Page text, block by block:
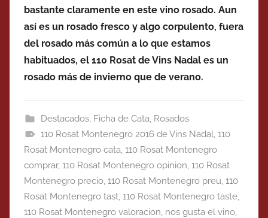
bastante claramente en este vino rosado. Aun
así es un rosado fresco y algo corpulento, fuera
del rosado más común a lo que estamos
habituados, el 110 Rosat de Vins Nadal es un
rosado más de invierno que de verano.
Destacados, Ficha de Cata, Rosados
110 Rosat Montenegro 2016 de Vins Nadal, 110
Rosat Montenegro cata, 110 Rosat Montenegro
comprar, 110 Rosat Montenegro opinion, 110 Rosat
Montenegro precio, 110 Rosat Montenegro preu, 110
Rosat Montenegro tast, 110 Rosat Montenegro taste,
110 Rosat Montenegro valoracion, nos gusta el vino,